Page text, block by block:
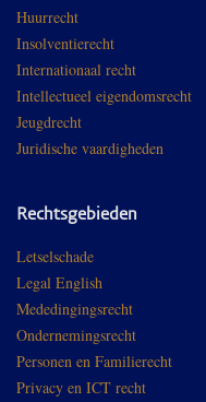
Huurrecht
Insolventierecht
Internationaal recht
Intellectueel eigendomsrecht
Jeugdrecht
Juridische vaardigheden
Rechtsgebieden
Letselschade
Legal English
Mededingingsrecht
Ondernemingsrecht
Personen en Familierecht
Privacy en ICT recht